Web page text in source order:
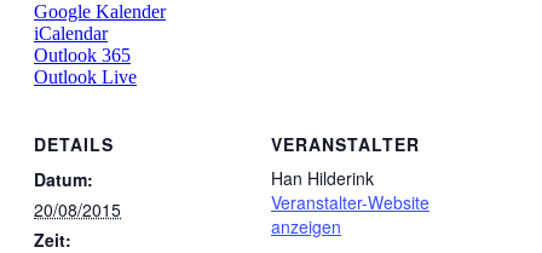
Google Kalender
iCalendar
Outlook 365
Outlook Live
DETAILS
Datum:
20/08/2015
Zeit:
VERANSTALTER
Han Hilderink
Veranstalter-Website
anzeigen